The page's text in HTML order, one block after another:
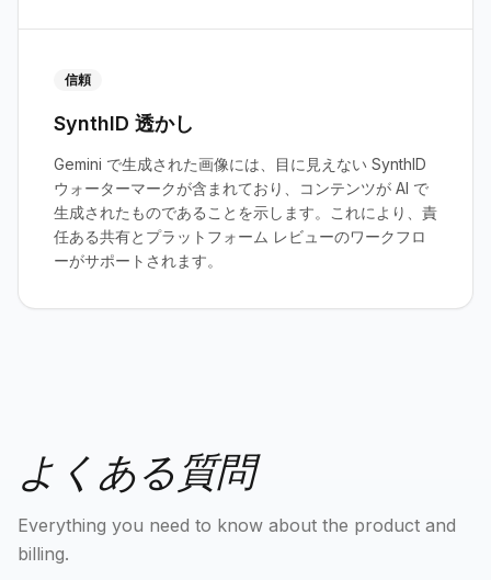
信頼
SynthID 透かし
Gemini で生成された画像には、目に見えない SynthID
ウォーターマークが含まれており、コンテンツが AI で
生成されたものであることを示します。これにより、責
任ある共有とプラットフォーム レビューのワークフロ
ーがサポートされます。
よくある質問
Everything you need to know about the product and
billing.